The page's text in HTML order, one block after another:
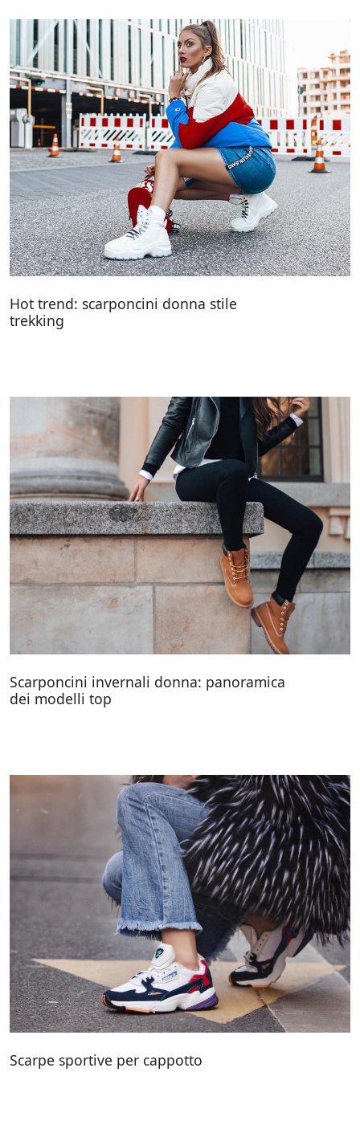
Hot trend: scarponcini donna stile
trekking
Scarponcini invernali donna: panoramica
dei modelli top
Scarpe sportive per cappotto